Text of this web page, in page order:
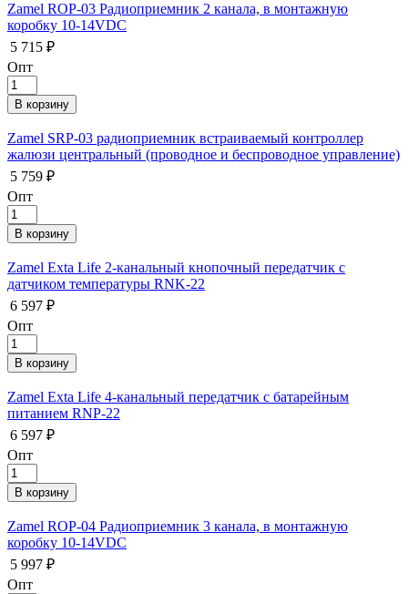
Zamel ROP-03 Радиоприемник 2 канала, в монтажную
коробку 10-14VDC
5 715 ₽
Опт
Zamel SRP-03 радиоприемник встраиваемый контроллер
жалюзи центральный (проводное и беспроводное управление)
5 759 ₽
Опт
Zamel Exta Life 2-канальный кнопочный передатчик с
датчиком температуры RNK-22
6 597 ₽
Опт
Zamel Exta Life 4-канальный передатчик с батарейным
питанием RNP-22
6 597 ₽
Опт
Zamel ROP-04 Радиоприемник 3 канала, в монтажную
коробку 10-14VDC
5 997 ₽
Опт